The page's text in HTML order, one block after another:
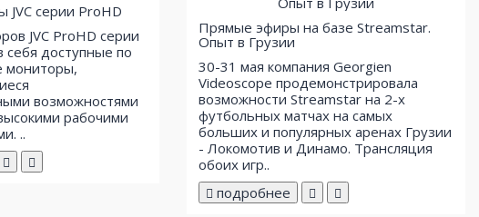
серии ProHD
JVC ProHD серии
себя доступные по
мониторы,
возможностями
рабочими
..
Прямые эфиры на базе Streamstar.
Опыт в Грузии
30-31 мая компания Georgien
Videoscope продемонстрировала
возможности Streamstar на 2-х
футбольных матчах на самых
больших и популярных аренах Грузии
- Локомотив и Динамо. Трансляция
обоих игр..
подробнее